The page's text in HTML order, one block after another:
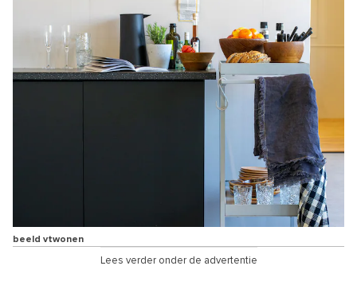
beeld vtwonen
Lees verder onder de advertentie